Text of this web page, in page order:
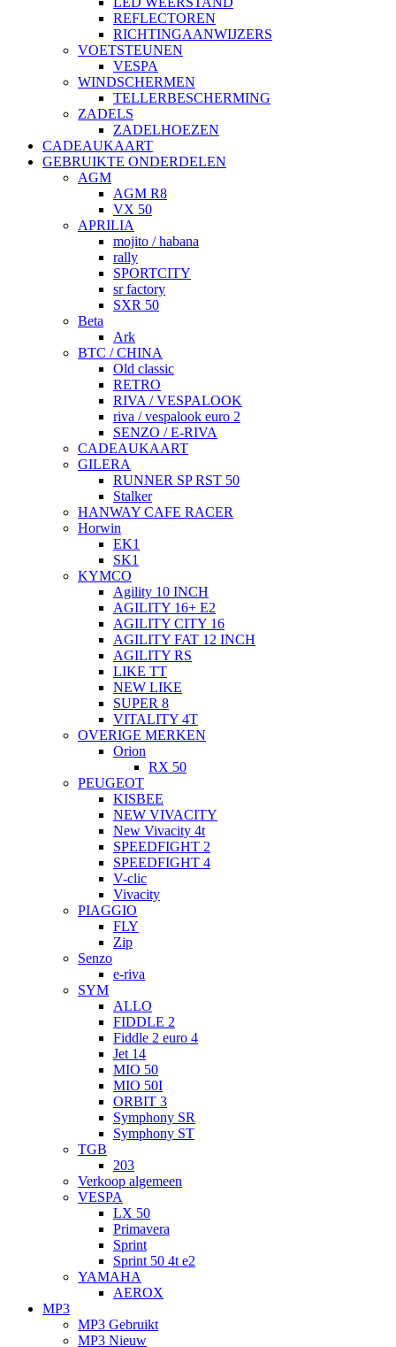
REFLECTOREN
RICHTINGAANWIJZERS
VOETSTEUNEN
VESPA
WINDSCHERMEN
TELLERBESCHERMING
ZADELS
ZADELHOEZEN
CADEAUKAART
GEBRUIKTE ONDERDELEN
AGM
AGM R8
VX 50
APRILIA
mojito / habana
rally
SPORTCITY
sr factory
SXR 50
Beta
Ark
BTC / CHINA
Old classic
RETRO
RIVA / VESPALOOK
riva / vespalook euro 2
SENZO / E-RIVA
CADEAUKAART
GILERA
RUNNER SP RST 50
Stalker
HANWAY CAFE RACER
Horwin
EK1
SK1
KYMCO
Agility 10 INCH
AGILITY 16+ E2
AGILITY CITY 16
AGILITY FAT 12 INCH
AGILITY RS
LIKE TT
NEW LIKE
SUPER 8
VITALITY 4T
OVERIGE MERKEN
Orion
RX 50
PEUGEOT
KISBEE
NEW VIVACITY
New Vivacity 4t
SPEEDFIGHT 2
SPEEDFIGHT 4
V-clic
Vivacity
PIAGGIO
FLY
Zip
Senzo
e-riva
SYM
ALLO
FIDDLE 2
Fiddle 2 euro 4
Jet 14
MIO 50
MIO 50I
ORBIT 3
Symphony SR
Symphony ST
TGB
203
Verkoop algemeen
VESPA
LX 50
Primavera
Sprint
Sprint 50 4t e2
YAMAHA
AEROX
MP3
MP3 Gebruikt
MP3 Nieuw